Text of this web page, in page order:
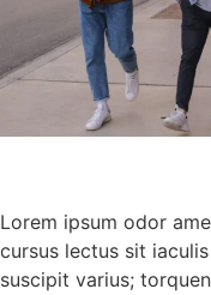
Lorem ipsum odor
cursus lectus sit
suscipit varius;